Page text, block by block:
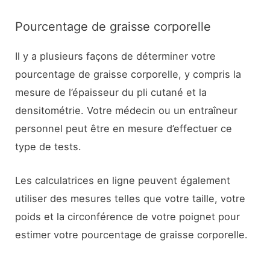
Pourcentage de graisse corporelle
Il y a plusieurs façons de déterminer votre
pourcentage de graisse corporelle, y compris la
mesure de l’épaisseur du pli cutané et la
densitométrie. Votre médecin ou un entraîneur
personnel peut être en mesure d’effectuer ce
type de tests.
Les calculatrices en ligne peuvent également
utiliser des mesures telles que votre taille, votre
poids et la circonférence de votre poignet pour
estimer votre pourcentage de graisse corporelle.